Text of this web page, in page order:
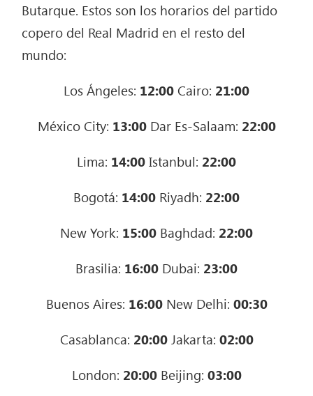
Butarque. Estos son los horarios del partido
copero del Real Madrid en el resto del
mundo:
Los Ángeles: 12:00 Cairo: 21:00
México City: 13:00Dar Es-Salaam: 22:00
Lima: 14:00Istanbul: 22:00
Bogotá: 14:00 Riyadh: 22:00
New York: 15:00 Baghdad: 22:00
Brasilia: 16:00 Dubai: 23:00
Buenos Aires: 16:00New Delhi: 00:30
Casablanca: 20:00Jakarta: 02:00
London: 20:00Beijing: 03:00